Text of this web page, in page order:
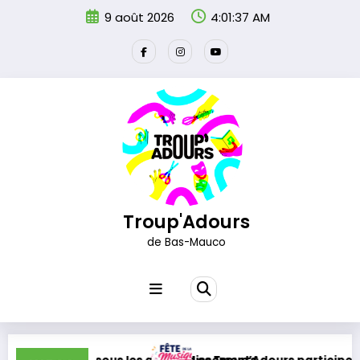
9 août 2026 4:01:39 AM
Troup'Adours
de Bas-Mauco